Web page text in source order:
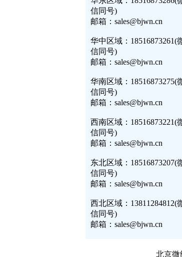
信同号)
邮箱：sales@bjwn.cn
华中区域：18516873261(
信同号)
邮箱：sales@bjwn.cn
华南区域：18516873275(
信同号)
邮箱：sales@bjwn.cn
西南区域：18516873221(
信同号)
邮箱：sales@bjwn.cn
东北区域：18516873207(
信同号)
邮箱：sales@bjwn.cn
西北区域：13811284812(
信同号)
邮箱：sales@bjwn.cn
北京微